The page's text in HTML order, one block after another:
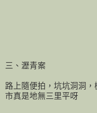
三、瀝青案
路上隨便拍，坑坑洞洞
市真是地無三里平呀